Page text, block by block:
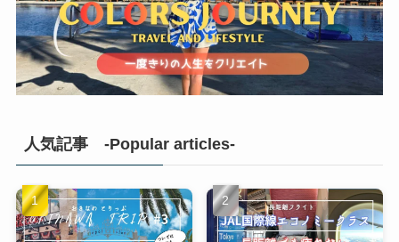
人気記事 -Popular articles-